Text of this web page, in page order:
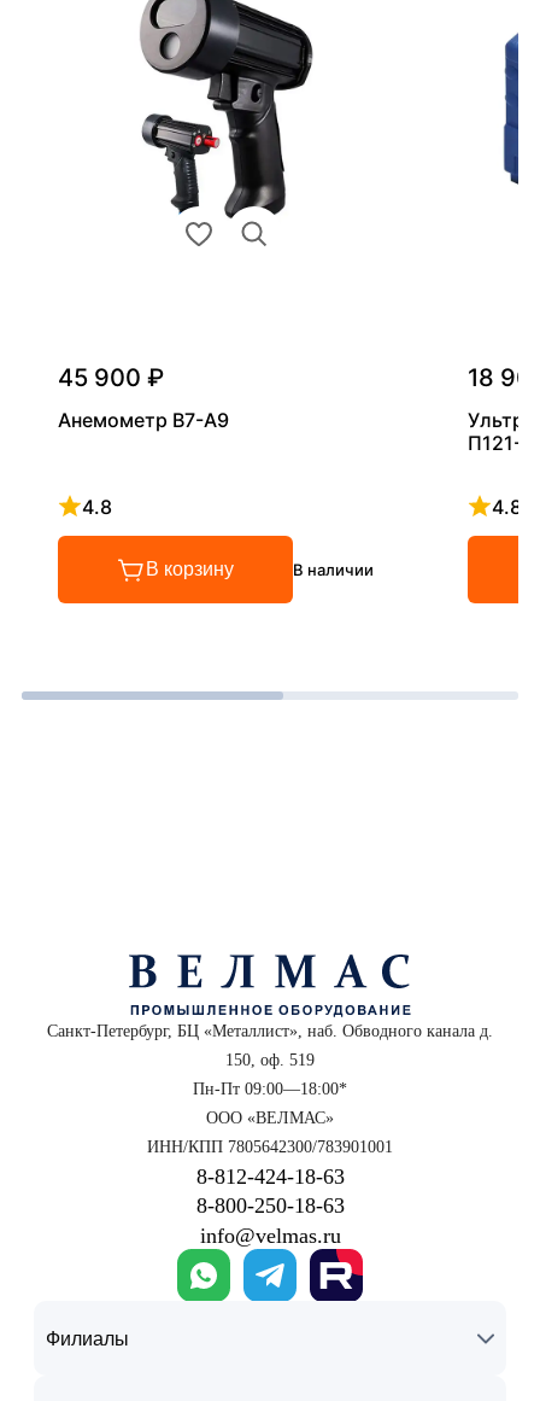
45 900 ₽
Анемометр В7-А9
4.8
Рейтинг 4.8 из 5
В корзину В наличии
18
П121-
4.8
Санкт-Петербург, БЦ «Металлист», наб. Обводного канала д.
150, оф. 519
Пн-Пт 09:00—18:00*
ООО «ВЕЛМАС»
ИНН/КПП 7805642300/783901001
8‑812‑424‑18‑63
8‑800‑250‑18‑63
info@velmas.ru
Филиалы